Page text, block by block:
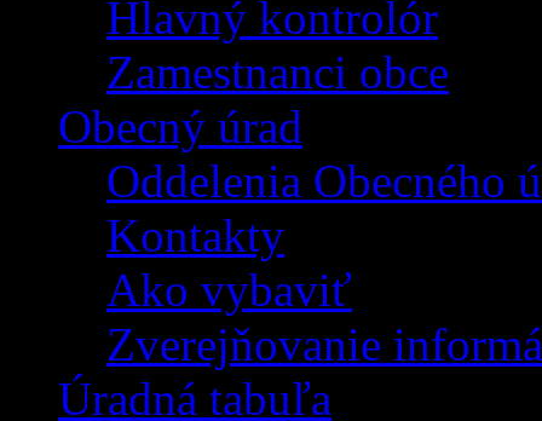
Hlavný kontrolór
Zamestnanci obce
Obecný úrad
Oddelenia Obecného
Kontakty
Ako vybaviť
Zverejňovanie
Úradná tabuľa